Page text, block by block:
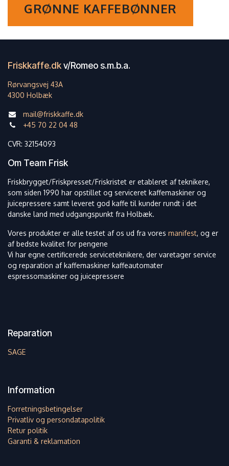
GRØNNE KAFFEBØNNER
Friskkaffe.dkv/Romeo s.m.b.a.
Rørvangsvej 43A
4300 Holbæk
mail@friskkaffe.dk
+45 70 22 04 48
CVR: 32154093
Om Team Frisk
Friskbrygget/Friskpresset/Friskristet er etableret af teknikere,
som siden 1990 har opstillet og serviceret kaffemaskiner og
juicepressere samt leveret god kaffe til kunder rundt i det
danske land med udgangspunkt fra Holbæk.
Vores produkter er alle testet af os ud fra vores manifest, og er
af bedste kvalitet for pengene
Vi har egne certificerede serviceteknikere, der varetager service
og reparation af kaffemaskiner kaffeautomater
espressomaskiner og juicepressere
Reparation
SAGE
Information
Forretningsbetingelser
Privatliv og persondatapolitik
Retur politik
Garanti & reklamation